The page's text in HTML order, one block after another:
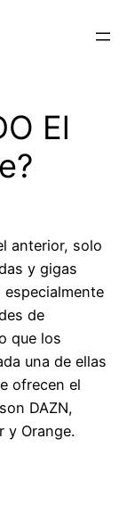
El
anterior, solo
y gigas
especialmente
de
que los
una de ellas
ofrecen el
DAZN,
y Orange.